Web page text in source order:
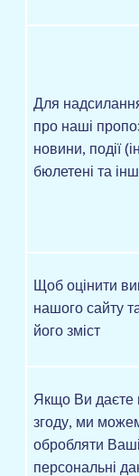
Для
про наші
новини, події
бюлетені та
Щоб оцінити
нашого сайту
його зміст
Якщо Ви даєте
згоду, ми
обробляти Ваші
персональні